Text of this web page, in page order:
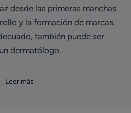
desde las primeras manchas
y la formación de marcas.
también puede ser
dermatólogo.
Leer más